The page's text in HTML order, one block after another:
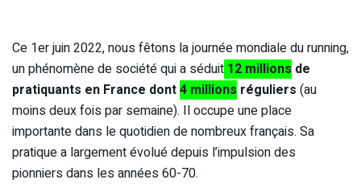
Ce 1er juin 2022, nous fêtons la journée mondiale du running,
un phénomène de société qui a séduit 12 millions de
pratiquants en France dont4 millions réguliers (au
moins deux fois par semaine). Il occupe une place
importante dans le quotidien de nombreux français. Sa
pratique a largement évolué depuis l’impulsion des
pionniers dans les années 60-70.